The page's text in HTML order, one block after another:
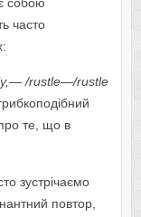
собою
часто
,— /rustle—/rustle
те, що в
зустрічаємо
повтор,